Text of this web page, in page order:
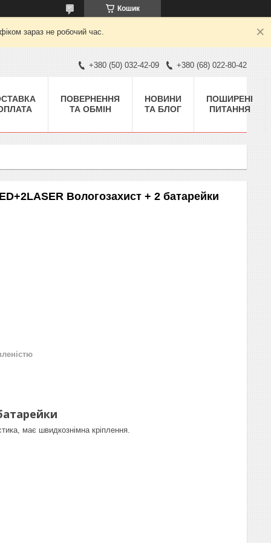
Кошик
зараз не робочий час.
+380 (50) 032-42-09 +380 (68) 022-80-42
ПОВЕРНЕННЯ
ТА ОБМІН
НОВИНИ
ТА БЛОГ
ПОШИРЕНІ
ПИТАННЯ
Вологозахист + 2 батарейки
має швидкознімна кріплення.